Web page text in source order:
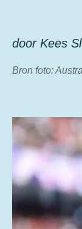
door Kees
Bron foto: